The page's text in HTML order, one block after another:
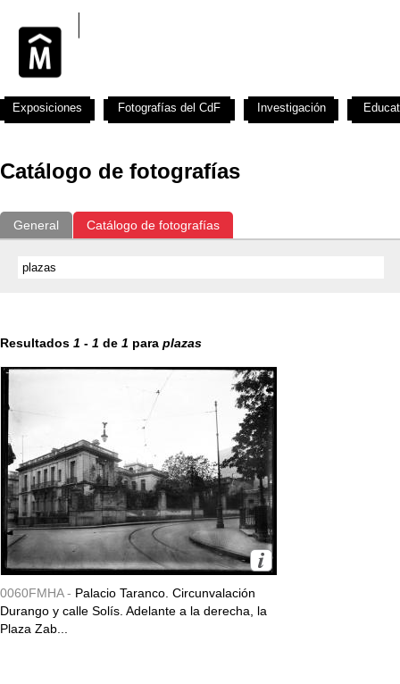
Catálogo de fotografías
General Catálogo de fotografías
Resultados 1 - 1 de 1 para plazas
0060FMHA - Palacio Taranco. Circunvalación
Durango y calle Solís. Adelante a la derecha, la
Plaza Zab...
Exposiciones Fotografías del CdF Investigación